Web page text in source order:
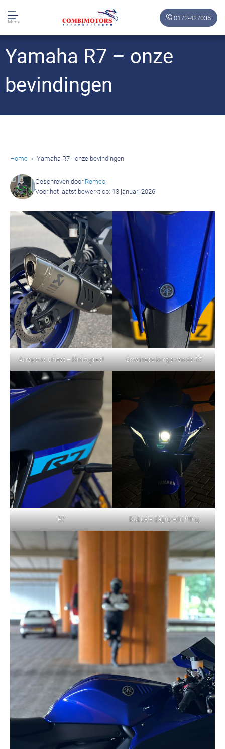
Menu 0172-427035
Yamaha R7 – onze
bevindingen
Home Yamaha R7 - onze bevindingen
Geschreven door Remco
Voor het laatst bewerkt op: 13 januari 2026
Akrapovic uitlaat – klinkt goed! Smal race kontje van de R7
R7 Dubbele dagrijverlichting